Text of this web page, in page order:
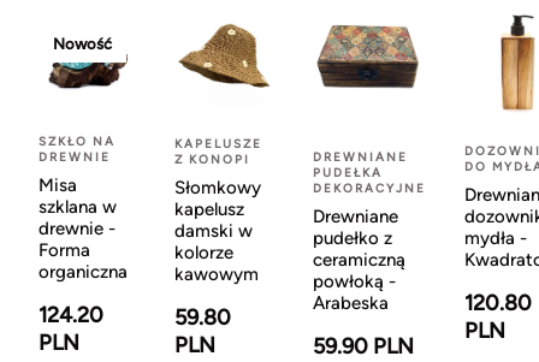
Nowość
SZKŁO NA
DREWNIE
Misa
szklana w
drewnie -
Forma
organiczna
124.20
PLN
KAPELUSZE
Z KONOPI
Słomkowy
kapelusz
damski w
kolorze
kawowym
59.80
PLN
DREWNIANE
PUDEŁKA
DEKORACYJNE
Drewniane
pudełko z
ceramiczną
powłoką -
Arabeska
59.90 PLN
DO
mydła -
120.80
PLN